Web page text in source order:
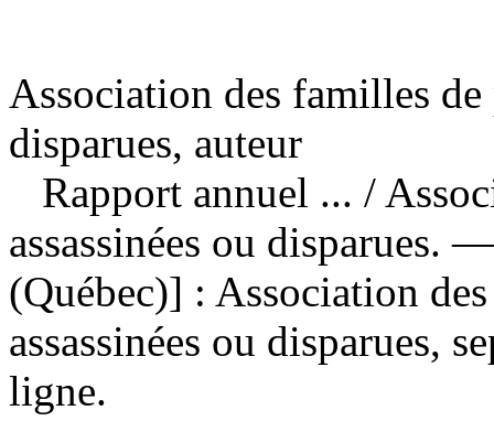
Association des familles de
disparues, auteur
Rapport annuel ... /
assassinées ou
(Québec)] : Association
assassinées ou disparues,
ligne.